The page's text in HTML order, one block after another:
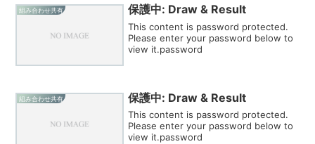
組み合わせ共有 保護中: Draw & Result
This content is password protected.
Please enter your password below to
view it.password
組み合わせ共有 保護中: Draw & Result
This content is password protected.
Please enter your password below to
view it.password